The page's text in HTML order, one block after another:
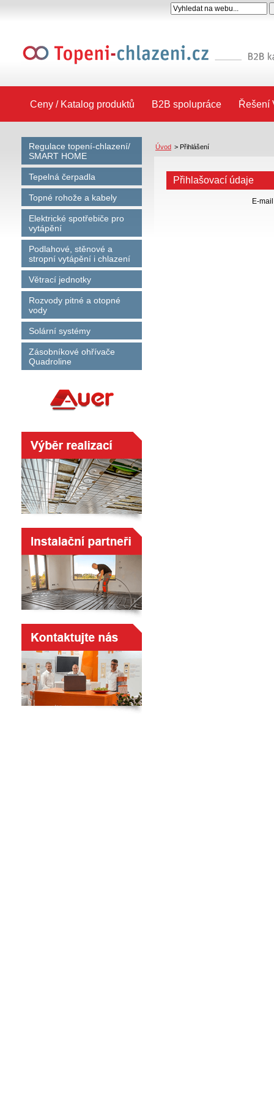
Ceny / Katalog produktů B2B spolupráce Řešení
Regulace topení-chlazení/
SMART HOME
Tepelná čerpadla
Topné rohože a kabely
Elektrické spotřebiče pro
vytápění
Podlahové, stěnové a
stropní vytápění i chlazení
Větrací jednotky
Rozvody pitné a otopné
vody
Solární systémy
Zásobníkové ohřívače
Quadroline
Úvod > Přihlášení
Přihlašovací údaje
E-